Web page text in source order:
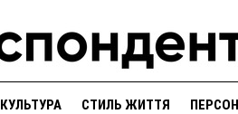
КУЛЬТУРА СТИЛЬ ЖИТТЯ